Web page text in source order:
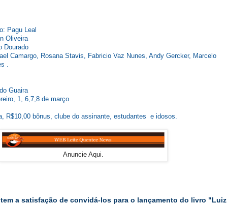
Pagu Leal
Oliveira
Dourado
Camargo, Rosana Stavis, Fabricio Vaz Nunes, Andy Gercker, Marcelo
.
Guaira
1, 6,7,8 de março
R$10,00 bônus, clube do assinante, estudantes e idosos.
Anuncie Aqui.
a satisfação de convidá-los para o lançamento do livro "Luiz